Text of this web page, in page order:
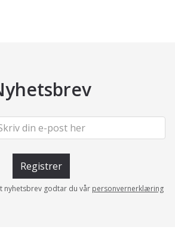
Registrer
nyhetsbrev godtar du vår personvernerklæring